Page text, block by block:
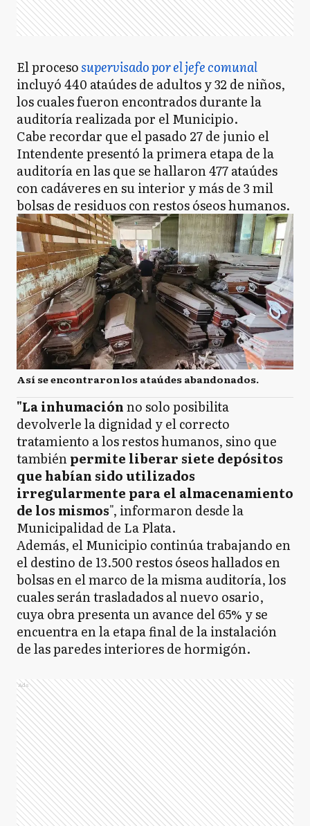
El procesosupervisado por el jefe comunal
incluyó 440 ataúdes de adultos y 32 de niños,
los cuales fueron encontrados durante la
auditoría realizada por el Municipio.
Cabe recordar que el pasado 27 de junio el
Intendente presentó la primera etapa de la
auditoría en las que se hallaron 477 ataúdes
con cadáveres en su interior y más de 3 mil
bolsas de residuos con restos óseos humanos.
Así se encontraron los ataúdes abandonados.
"La inhumaciónno solo posibilita
devolverle la dignidad y el correcto
tratamiento a los restos humanos, sino que
tambiénpermite liberar siete depósitos
que habían sido utilizados
irregularmente para el almacenamiento
de los mismos", informaron desde la
Municipalidad de La Plata.
Además, el Municipio continúa trabajando en
el destino de 13.500 restos óseos hallados en
bolsas en el marco de la misma auditoría, los
cuales serán trasladados al nuevo osario,
cuya obra presenta un avance del 65% y se
encuentra en la etapa final de la instalación
de las paredes interiores de hormigón.
Ads